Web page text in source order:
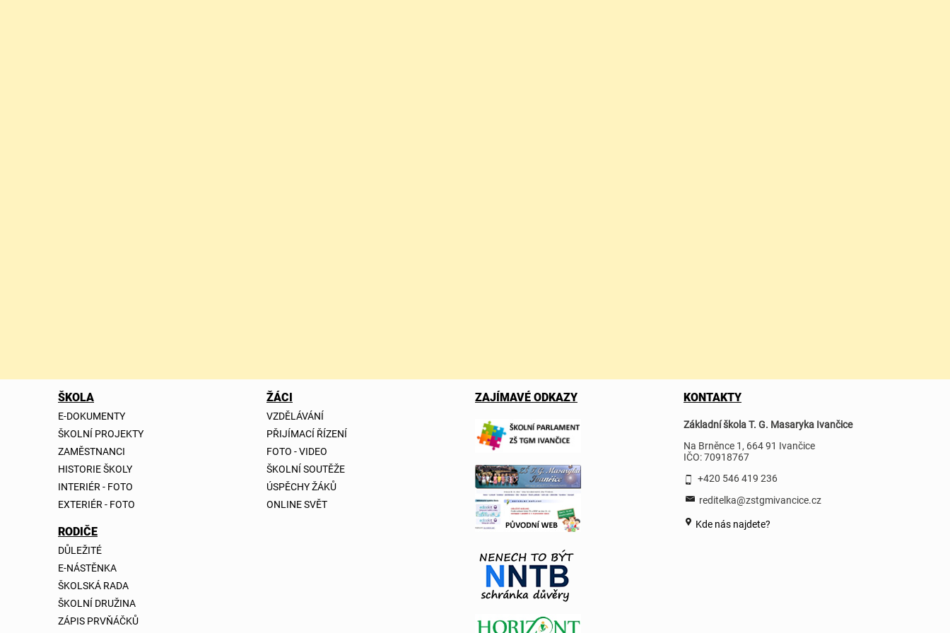
ŠKOLA
E-DOKUMENTY
ŠKOLNÍ PROJEKTY
ZAMĚSTNANCI
HISTORIE ŠKOLY
INTERIÉR - FOTO
EXTERIÉR - FOTO
ŽÁCI
VZDĚLÁVÁNÍ
PŘIJÍMACÍ ŘÍZENÍ
FOTO - VIDEO
ŠKOLNÍ SOUTĚŽE
ÚSPĚCHY ŽÁKŮ
ONLINE SVĚT
RODIČE
DŮLEŽITÉ
E-NÁSTĚNKA
ŠKOLSKÁ RADA
ŠKOLNÍ DRUŽINA
ZÁPIS PRVŇÁČKŮ
ZAJÍMAVÉ ODKAZY KONTAKTY
Základní škola T. G. Masaryka Ivančice
Na Brněnce 1, 664 91 Ivančice
IČO: 70918767
+420 546 419 236
reditelka@zstgmivancice.cz
Kde nás najdete?